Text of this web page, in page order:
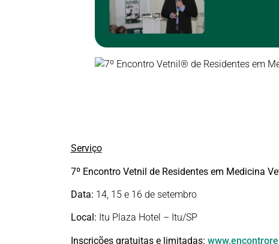
Serviço
7º Encontro Vetnil de Residentes em Medicina
Data: 14, 15 e 16 de setembro
Local: Itu Plaza Hotel – Itu/SP
Inscrições gratuitas e limitadas: